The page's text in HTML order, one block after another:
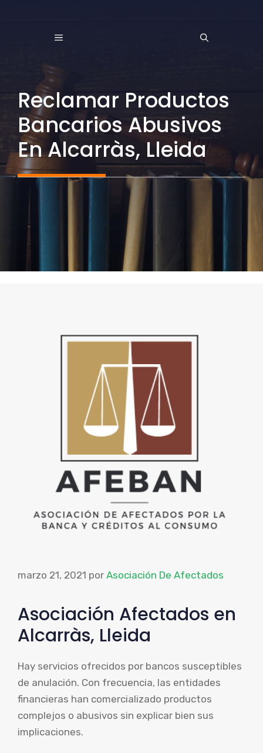
MENÚ
Reclamar Productos
Bancarios Abusivos
En Alcarràs, Lleida
marzo 21, 2021 por Asociación De Afectados
Asociación Afectados en
Alcarràs, Lleida
Hay servicios ofrecidos por bancos susceptibles
de anulación. Con frecuencia, las entidades
financieras han comercializado productos
complejos o abusivos sin explicar bien sus
implicaciones.